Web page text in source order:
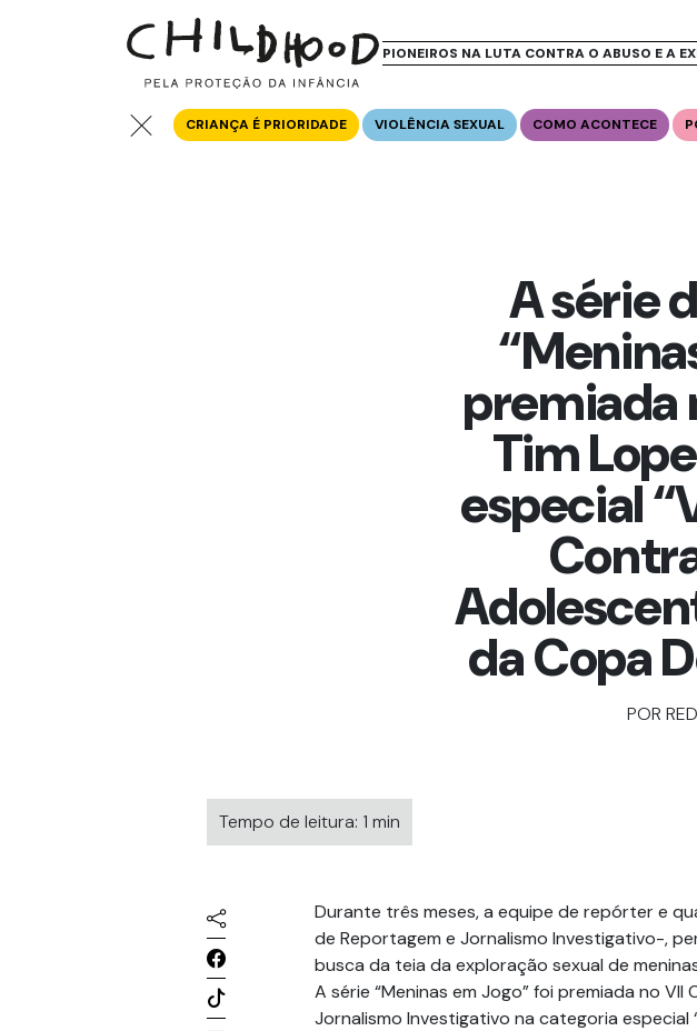
PIONEIROS NA LUTA CONTRA O ABUSO E A
CRIANÇA É PRIORIDADE VIOLÊNCIA SEXUAL COMO ACONTECE
A série
premiada
Tim
especial
da Copa
POR
Tempo de leitura: 1 min
Durante três meses, a equipe de repórter e
de Reportagem e Jornalismo Investigativo-,
busca da teia da exploração sexual de
A série “Meninas em Jogo” foi premiada no VII
Jornalismo Investigativo na categoria especial